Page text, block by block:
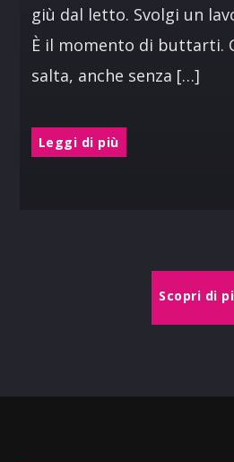
giù dal letto. Svolgi un
È il momento di buttarti.
salta, anche senza […]
Leggi di più
Scopri di